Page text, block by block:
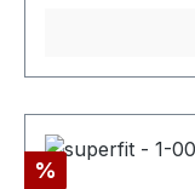
Rabatt
%